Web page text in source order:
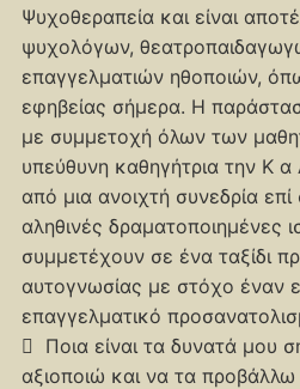
Ψυχοθεραπεία και είναι
ψυχολόγων,
επαγγελματιών ηθοποιών,
εφηβείας σήμερα. Η
με συμμετοχή όλων των
υπεύθυνη καθηγήτρια την Κ
από μια ανοιχτή συνεδρία
αληθινές δραματοποιημένες
συμμετέχουν σε ένα ταξίδι
αυτογνωσίας με στόχο έναν
επαγγελματικό
 Ποια είναι τα δυνατά μου
αξιοποιώ και να τα